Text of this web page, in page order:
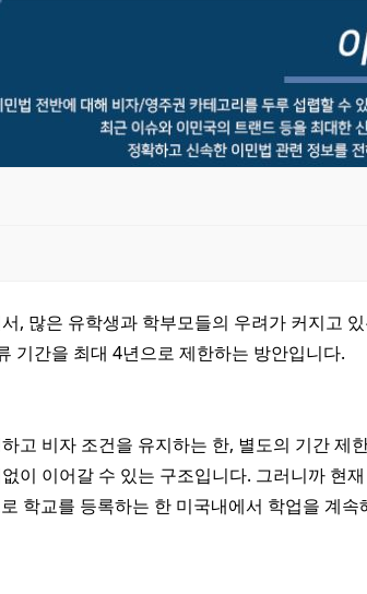
, 많은 유학생과 학부모들의 우려가 커지고
기간을 최대 4년으로 제한하는 방안입니다.
고 비자 조건을 유지하는 한, 별도의 기간 제
이 이어갈 수 있는 구조입니다. 그러니까 현
학교를 등록하는 한 미국내에서 학업을 계속